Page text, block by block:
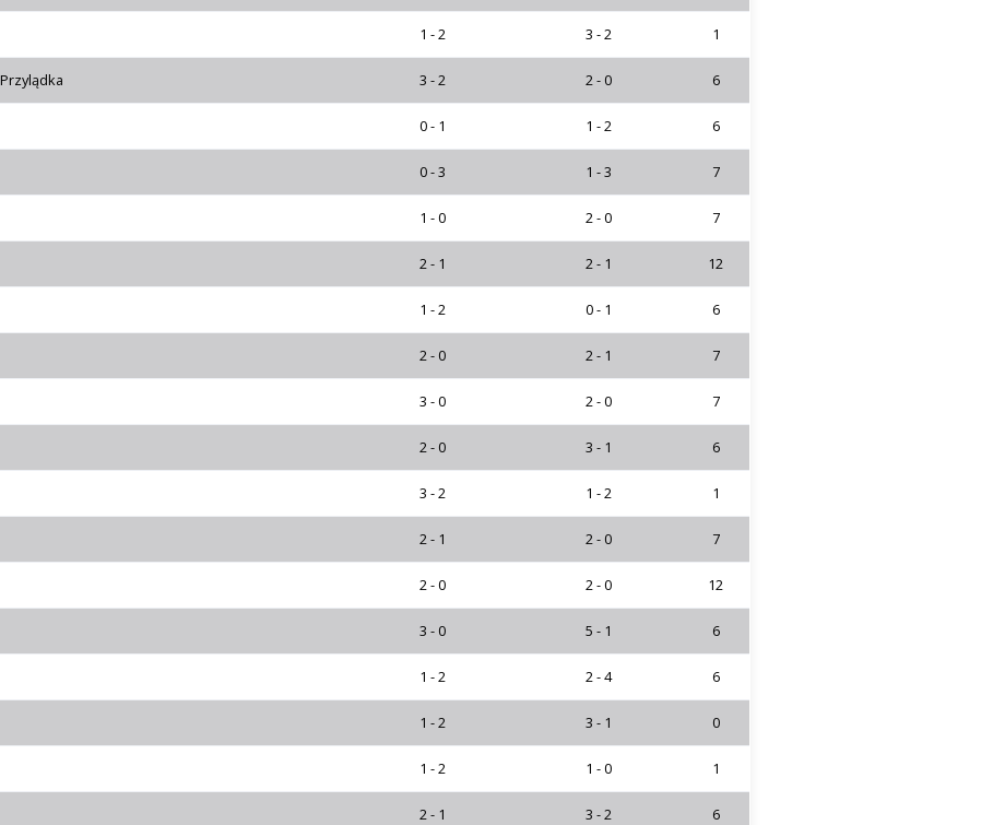
1 - 2 3 - 2 1
3 - 2 2 - 0 6
0 - 1 1 - 2 6
0 - 3 1 - 3 7
1 - 0 2 - 0 7
2 - 1 2 - 1 12
1 - 2 0 - 1 6
2 - 0 2 - 1 7
3 - 0 2 - 0 7
2 - 0 3 - 1 6
3 - 2 1 - 2 1
2 - 1 2 - 0 7
2 - 0 2 - 0 12
3 - 0 5 - 1 6
1 - 2 2 - 4 6
1 - 2 3 - 1 0
1 - 2 1 - 0 1
2 - 1 3 - 2 6